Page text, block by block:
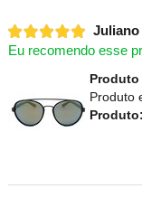
Juliano
Eu recomendo esse
Produto
Produto: